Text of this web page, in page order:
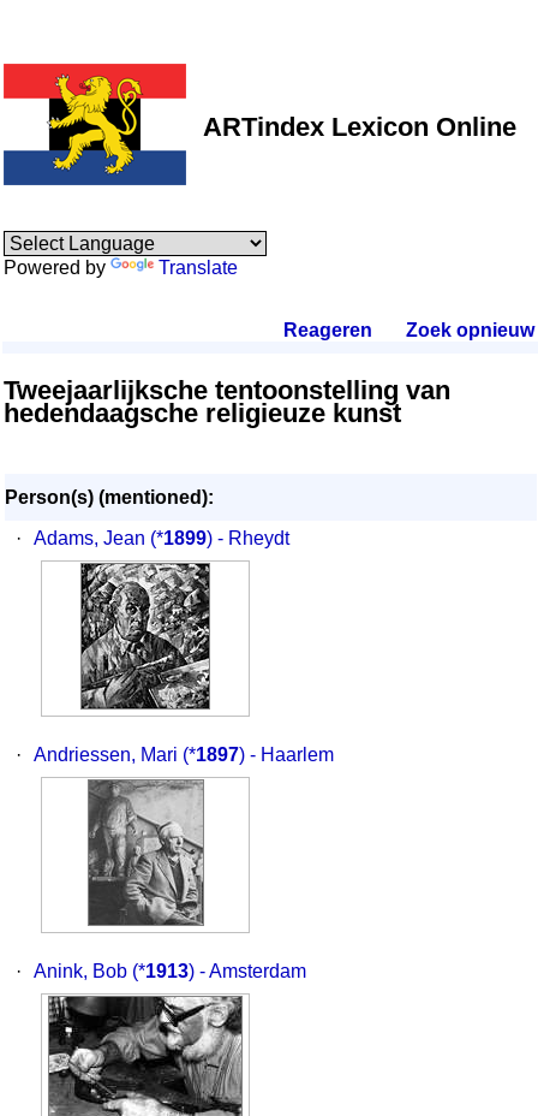
ARTindex Lexicon Online
Powered by Translate
Reageren Zoek opnieuw.
Tweejaarlijksche tentoonstelling van
hedendaagsche religieuze kunst
Person(s) (mentioned):
·
Adams, Jean (*1899) - Rheydt
· Andriessen, Mari (*1897) - Haarlem
· Anink, Bob (*1913) - Amsterdam